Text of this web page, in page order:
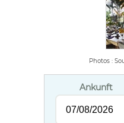
Photos :
Ankunft